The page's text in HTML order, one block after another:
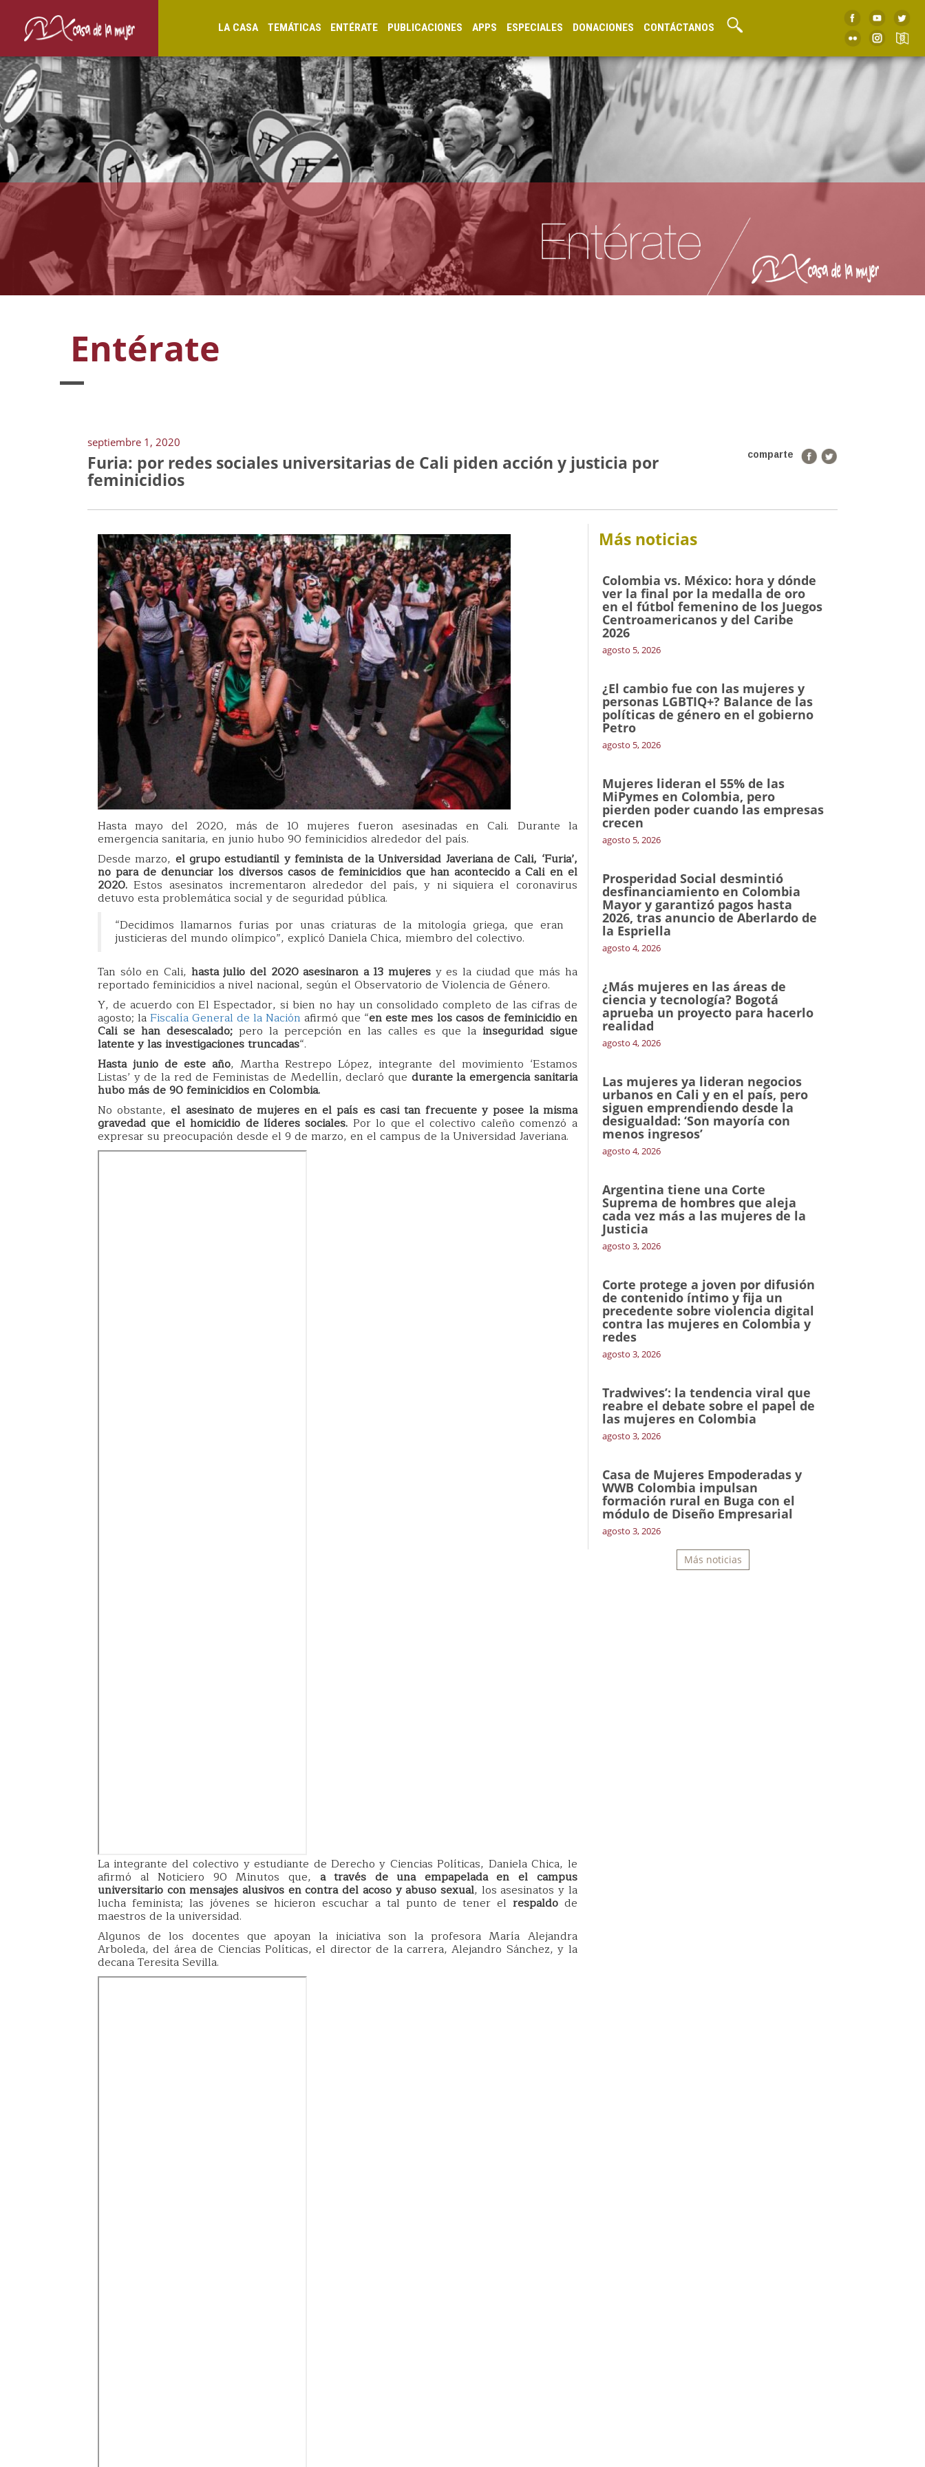
LA CASA TEMÁTICAS ENTÉRATE PUBLICACIONES APPS ESPECIALES DONACIONES CONTÁCTANOS
Entérate
septiembre 1, 2020
comparte
Furia: por redes sociales universitarias de Cali piden acción y justicia por
feminicidios
Hasta mayo del 2020, más de 10 mujeres fueron asesinadas en Cali. Durante la
emergencia sanitaria, en junio hubo 90 feminicidios alrededor del país.
Desde marzo, el grupo estudiantil y feminista de la Universidad Javeriana de Cali, ‘Furia’,
no para de denunciar los diversos casos de feminicidios que han acontecido a Cali en el
2020. Estos asesinatos incrementaron alrededor del país, y ni siquiera el coronavirus
detuvo esta problemática social y de seguridad pública.
“Decidimos llamarnos furias por unas criaturas de la mitología griega, que eran
justicieras del mundo olímpico”, explicó Daniela Chica, miembro del colectivo.
Tan sólo en Cali, hasta julio del 2020 asesinaron a 13 mujeres y es la ciudad que más ha
reportado feminicidios a nivel nacional, según el Observatorio de Violencia de Género.
Y, de acuerdo con El Espectador, si bien no hay un consolidado completo de las cifras de
agosto; laFiscalía General de la Nación afirmó que “en este mes los casos de feminicidio en
Cali se han desescalado;pero la percepción en las calles es que la inseguridad sigue
latente y las investigaciones truncadas“.
Hasta junio de este año, Martha Restrepo López, integrante del movimiento ‘Estamos
Listas’ y de la red de Feministas de Medellín, declaró que durante la emergencia sanitaria
hubo más de 90 feminicidios en Colombia.
No obstante,el asesinato de mujeres en el país es casi tan frecuente y posee la misma
gravedad que el homicidio de líderes sociales. Por lo que el colectivo caleño comenzó a
expresar su preocupación desde el 9 de marzo, en el campus de la Universidad Javeriana.
La integrante del colectivo y estudiante de Derecho y Ciencias Políticas, Daniela Chica, le
afirmó al Noticiero 90 Minutos que, a través de una empapelada en el campus
universitario con mensajes alusivos en contra del acoso y abuso sexual, los asesinatos y la
lucha feminista; las jóvenes se hicieron escuchar a tal punto de tener el respaldode
maestros de la universidad.
Algunos de los docentes que apoyan la iniciativa son la profesora María Alejandra
Arboleda, del área de Ciencias Políticas, el director de la carrera, Alejandro Sánchez, y la
decana Teresita Sevilla.
Más noticias
Colombia vs. México: hora y dónde
ver la final por la medalla de oro
en el fútbol femenino de los Juegos
Centroamericanos y del Caribe
2026
agosto 5, 2026
¿El cambio fue con las mujeres y
personas LGBTIQ+? Balance de las
políticas de género en el gobierno
Petro
agosto 5, 2026
Mujeres lideran el 55% de las
MiPymes en Colombia, pero
pierden poder cuando las empresas
crecen
agosto 5, 2026
Prosperidad Social desmintió
desfinanciamiento en Colombia
Mayor y garantizó pagos hasta
2026, tras anuncio de Aberlardo de
la Espriella
agosto 4, 2026
¿Más mujeres en las áreas de
ciencia y tecnología? Bogotá
aprueba un proyecto para hacerlo
realidad
agosto 4, 2026
Las mujeres ya lideran negocios
urbanos en Cali y en el país, pero
siguen emprendiendo desde la
desigualdad: ‘Son mayoría con
menos ingresos’
agosto 4, 2026
Argentina tiene una Corte
Suprema de hombres que aleja
cada vez más a las mujeres de la
Justicia
agosto 3, 2026
Corte protege a joven por difusión
de contenido íntimo y fija un
precedente sobre violencia digital
contra las mujeres en Colombia y
redes
agosto 3, 2026
Tradwives’: la tendencia viral que
reabre el debate sobre el papel de
las mujeres en Colombia
agosto 3, 2026
Casa de Mujeres Empoderadas y
WWB Colombia impulsan
formación rural en Buga con el
módulo de Diseño Empresarial
agosto 3, 2026
Más noticias